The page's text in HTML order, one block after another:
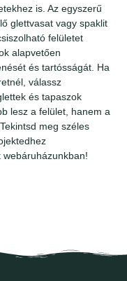
is. Az egyszerű
glettvasat vagy spaklit
felületet
alapvetően
és tartósságát. Ha
válassz
és tapaszok
lesz a felület, hanem a
meg széles